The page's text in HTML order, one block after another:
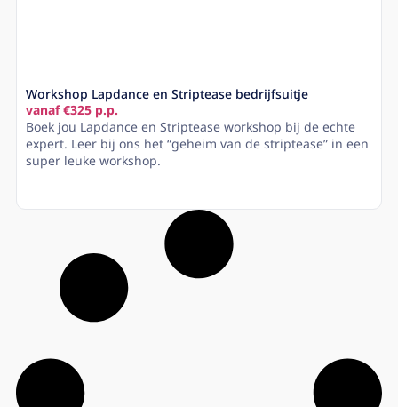
Workshop Lapdance en Striptease bedrijfsuitje
vanaf €325 p.p.
Boek jou Lapdance en Striptease workshop bij de echte
expert. Leer bij ons het “geheim van de striptease” in een
super leuke workshop.